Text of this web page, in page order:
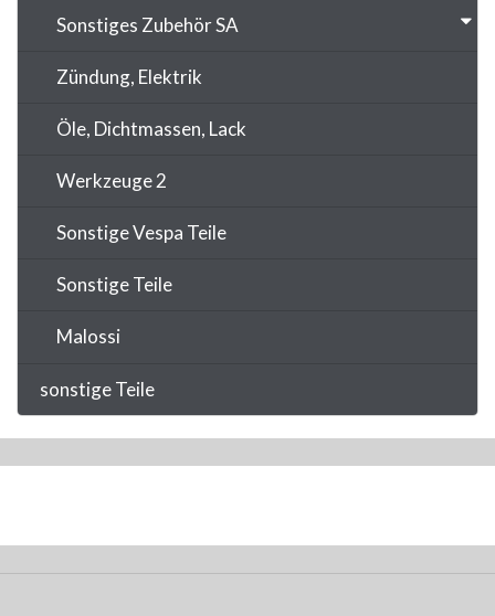
Sonstiges Zubehör SA
Zündung, Elektrik
Öle, Dichtmassen, Lack
Werkzeuge 2
Sonstige Vespa Teile
Sonstige Teile
Malossi
sonstige Teile